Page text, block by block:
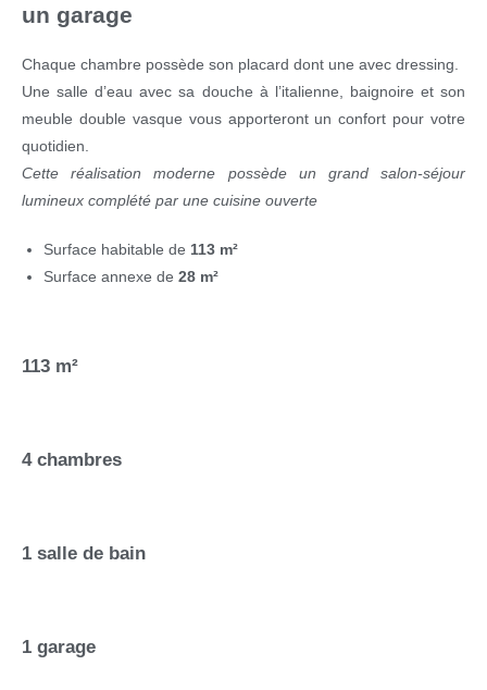
un garage
Chaque chambre possède son placard dont une avec dressing.
Une salle d’eau avec sa douche à l’italienne, baignoire et son
meuble double vasque vous apporteront un confort pour votre
quotidien.
Cette réalisation moderne possède un grand salon-séjour
lumineux complété par une cuisine ouverte
Surface habitable de 113 m²
Surface annexe de 28 m²
113 m²
4 chambres
1 salle de bain
1 garage